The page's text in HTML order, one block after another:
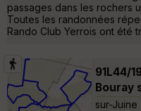
passages dans les rochers
Toutes les randonnées
Rando Club Yerrois ont été
91L44/
Bouray
sur-Juine